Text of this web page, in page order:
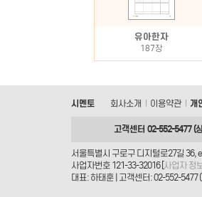
유아한자
187장
시멘토 회사소개 이용약관 개
고객센터 02-552-5477 (
서울특별시 구로구 디지털로27길 36,
사업자번호 121-33-32016 [ 사업자 정
대표: 하태훈 | 고객센터: 02-552-5477